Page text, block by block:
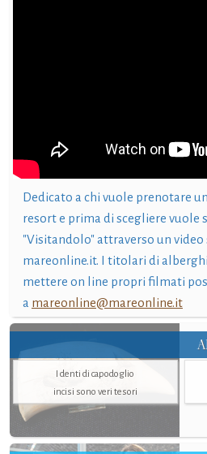
Dedicato a chi vuole prenotare
resort e prima di scegliere vuole
"Visitandolo" attraverso un video
mareonline.it. I titolari di
mettere on line propri filmati
a mareonline@mareonline.it
I denti di capodoglio
incisi sono veri tesori